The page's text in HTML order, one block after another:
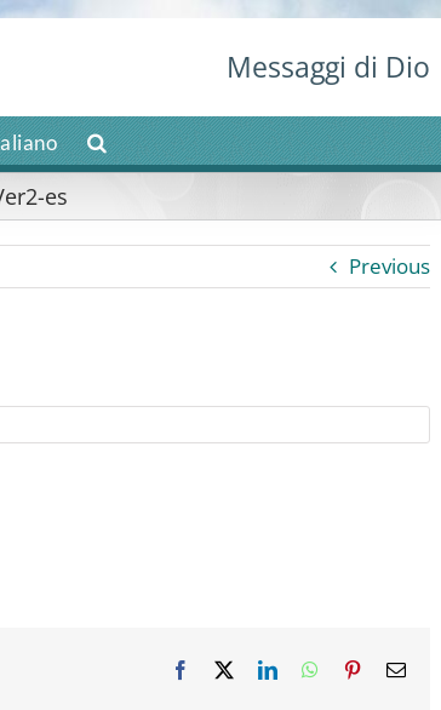
Messaggi di Dio
es
Previous
Facebook LinkedInWhatsApp
PinterestEmail